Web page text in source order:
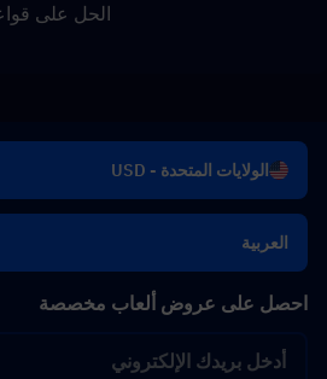
الحل على
الولايات المتحدة - USD
العربية
احصل على عروض ألعاب مخصصة